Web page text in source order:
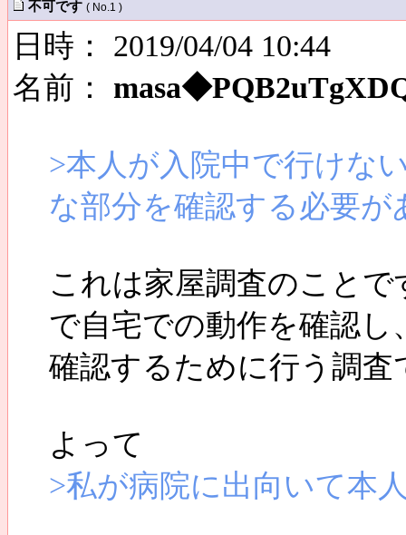
不可です ( No.1 )
日時： 2019/04/04 10:44
名前：
>本人が入院中で行けな
な部分を確認する必要
これは家屋調査のこと
で自宅での動作を確認
確認するために行う調査
よって
>私が病院に出向いて本